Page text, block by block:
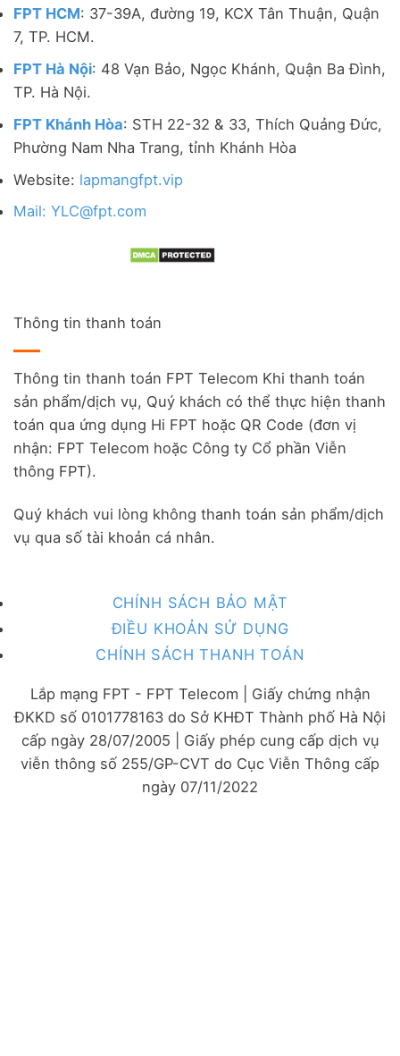
FPT HCM: 37-39A, đường 19, KCX Tân Thuận, Quận
7, TP. HCM.
FPT Hà Nội: 48 Vạn Bảo, Ngọc Khánh, Quận Ba Đình,
TP. Hà Nội.
FPT Khánh Hòa: STH 22-32 & 33, Thích Quảng Đức,
Phường Nam Nha Trang, tỉnh Khánh Hòa
Website: lapmangfpt.vip
Mail: YLC@fpt.com
Thông tin thanh toán
Thông tin thanh toán FPT Telecom Khi thanh toán
sản phẩm/dịch vụ, Quý khách có thể thực hiện thanh
toán qua ứng dụng Hi FPT hoặc QR Code (đơn vị
nhận: FPT Telecom hoặc Công ty Cổ phần Viễn
thông FPT).
Quý khách vui lòng không thanh toán sản phẩm/dịch
vụ qua số tài khoản cá nhân.
CHÍNH SÁCH BẢO MẬT
ĐIỀU KHOẢN SỬ DỤNG
CHÍNH SÁCH THANH TOÁN
Lắp mạng FPT - FPT Telecom | Giấy chứng nhận
ĐKKD số 0101778163 do Sở KHĐT Thành phố Hà Nội
cấp ngày 28/07/2005 | Giấy phép cung cấp dịch vụ
viễn thông số 255/GP-CVT do Cục Viễn Thông cấp
ngày 07/11/2022